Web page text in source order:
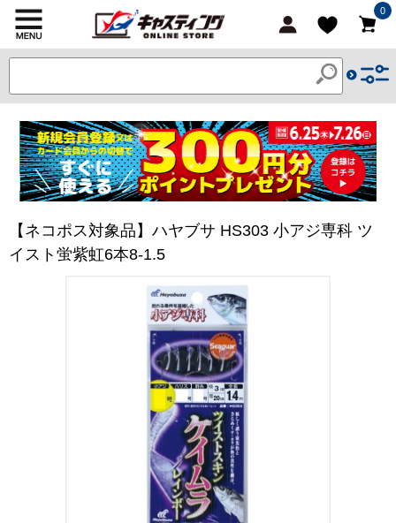
0
【ネコポス対象品】ハヤブサ HS303 小アジ専科 ツ
イスト蛍紫虹6本8-1.5